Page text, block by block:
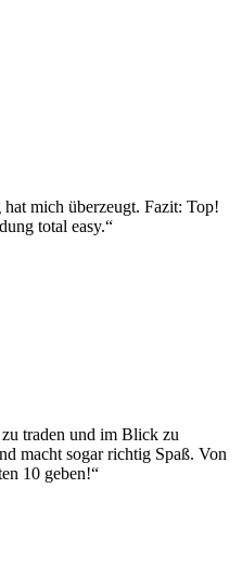
mich überzeugt. Fazit: Top!
total easy.“
traden und im Blick zu
macht sogar richtig Spaß. Von
10 geben!“